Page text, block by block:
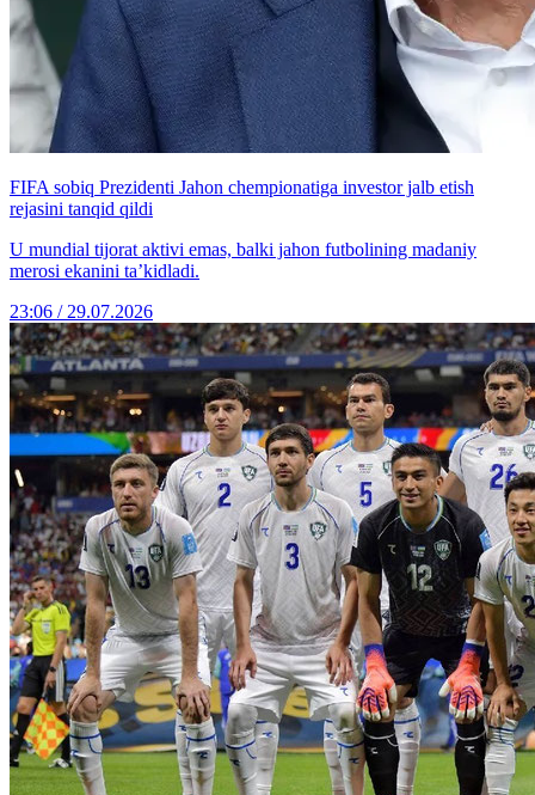
FIFA sobiq Prezidenti Jahon chempionatiga investor jalb etish
rejasini tanqid qildi
U mundial tijorat aktivi emas, balki jahon futbolining madaniy
merosi ekanini ta’kidladi.
23:06 / 29.07.2026